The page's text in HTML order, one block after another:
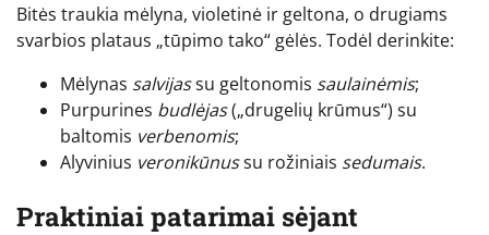
Bitės traukia mėlyna, violetinė ir geltona, o drugiams
svarbios plataus „tūpimo tako“ gėlės. Todėl derinkite:
Mėlynas salvijassu geltonomis saulainėmis;
Purpurines budlėjas(„drugelių krūmus“) su
baltomis verbenomis;
Alyvinius veronikūnussu rožiniais sedumais.
Praktiniai patarimai sėjant